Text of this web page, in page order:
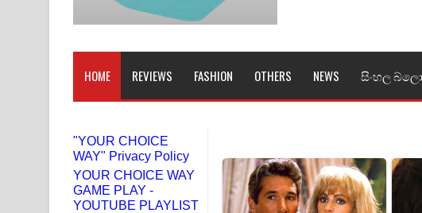
MANAMALA KATHA Song Lyrics - මනමාල කතා ගීතයේ පද පෙළ
Niwuna Numba Hinda Song Lyrics - නිවුනා නුඹ හින්දා ගීතයේ පද
Numba Dun Aadare Song Lyrics - නුඹ දුන් ආදරේ ගීතයේ පද පෙළ
HOME REVIEWS FASHION OTHERS NEWS සිංහල
"YOUR CHOICE
WAY" Privacy Policy
YOUR CHOICE WAY
GAME PLAY -
YOUTUBE PLAYLIST